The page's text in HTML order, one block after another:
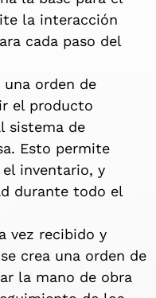
la interacción
cada paso del
una orden de
el producto
sistema de
Esto permite
inventario, y
durante todo el
vez recibido y
crea una orden de
la mano de obra